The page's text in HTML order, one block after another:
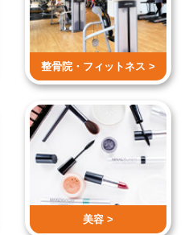
整骨院・ フィットネス >
美容 >